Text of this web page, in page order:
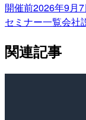
開催前2026年9月
セミナー一覧会社
関連記事